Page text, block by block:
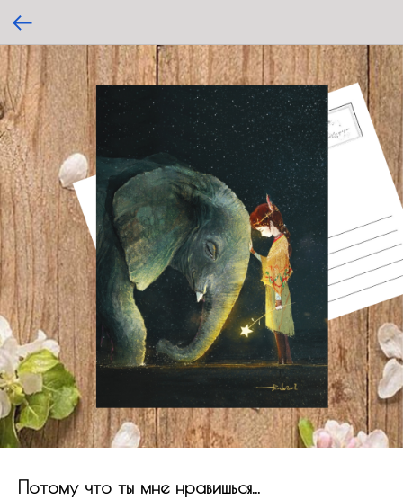
Потому что ты мне нравишься...